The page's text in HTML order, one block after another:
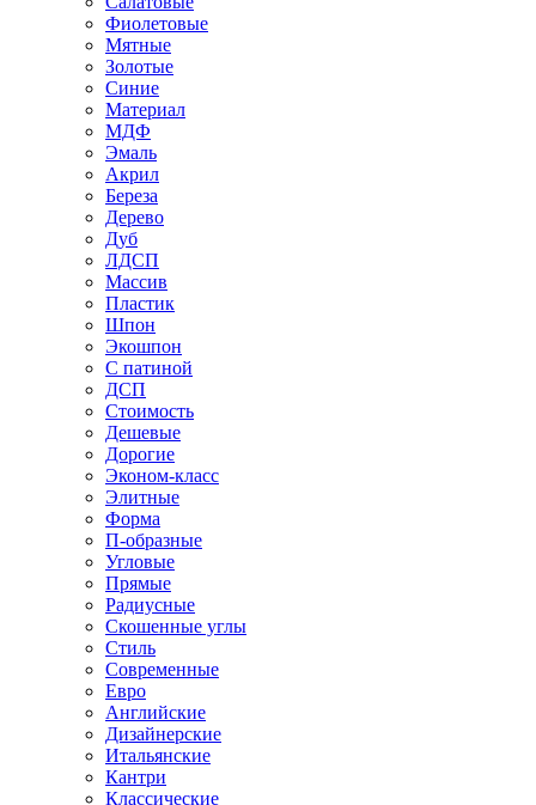
Фиолетовые
Мятные
Золотые
Синие
Материал
МДФ
Эмаль
Акрил
Береза
Дерево
Дуб
ЛДСП
Массив
Пластик
Шпон
Экошпон
С патиной
ДСП
Стоимость
Дешевые
Дорогие
Эконом-класс
Элитные
Форма
П-образные
Угловые
Прямые
Радиусные
Скошенные углы
Стиль
Современные
Евро
Английские
Дизайнерские
Итальянские
Кантри
Классические